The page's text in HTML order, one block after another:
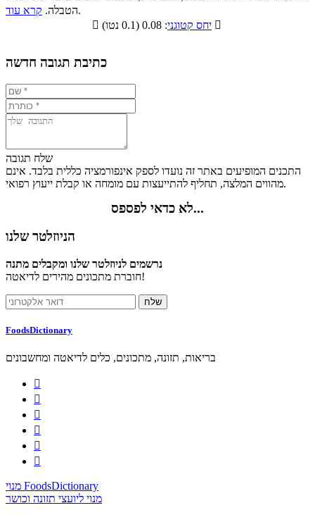
סיבים
תזונתיים
שומנים חלבונים
72.4%
הטבלה. קרא עוד
.

יחס קטוגני 
כתיבת תגובה חדשה
שלח תגובה
התכנים המופיעים באתר זה נועדו לספק אינפורמציה כללית בלבד. אינם
מהווים המלצה, תחליף להתייעצות עם מומחה או קבלת ייעוץ רפואי.
לא כדאי לפספס...
הניוזלטר שלנו
נרשמים לניוזלטר שלנו ומקבלים מתנה
חוברת מתכונים מהירים לדיאטה!
FoodsDictionary
בריאות, תזונה, מתכונים, כלים לדיאטה ומחשבונים






מנוי FoodsDictionary
מנוי ליועצי תזונה וכושר